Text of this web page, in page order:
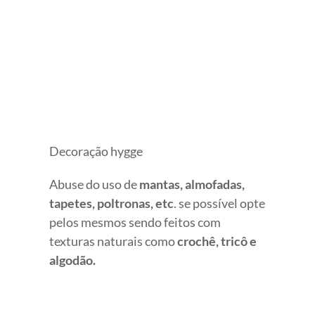
Decoração hygge
Abuse do uso demantas, almofadas,
tapetes, poltronas, etc. se possível opte
pelos mesmos sendo feitos com
texturas naturais comocrochê, tricô e
algodão.